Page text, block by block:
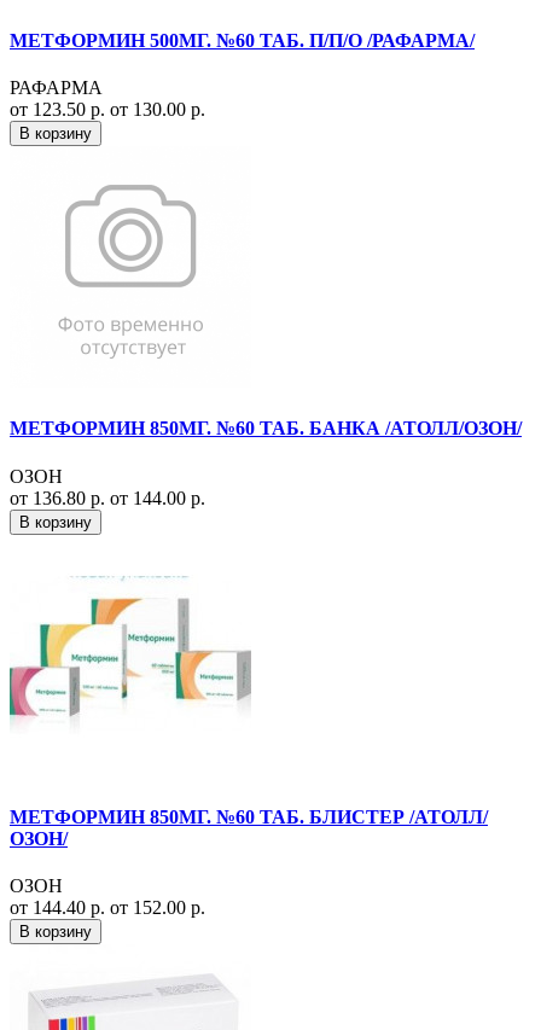
МЕТФОРМИН 500МГ. №60 ТАБ. П/П/О /РАФАРМА/
РАФАРМА
от 123.50 р. от 130.00 р.
В корзину
МЕТФОРМИН 850МГ. №60 ТАБ. БАНКА /АТОЛЛ/ОЗОН/
ОЗОН
от 136.80 р. от 144.00 р.
В корзину
МЕТФОРМИН 850МГ. №60 ТАБ. БЛИСТЕР /АТОЛЛ/
ОЗОН/
ОЗОН
от 144.40 р. от 152.00 р.
В корзину